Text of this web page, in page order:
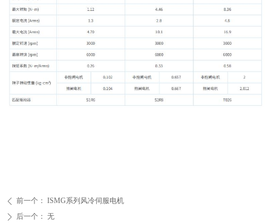
ꄴ 前一个： ISMG系列风冷伺服电机
ꄲ 后一个： 无